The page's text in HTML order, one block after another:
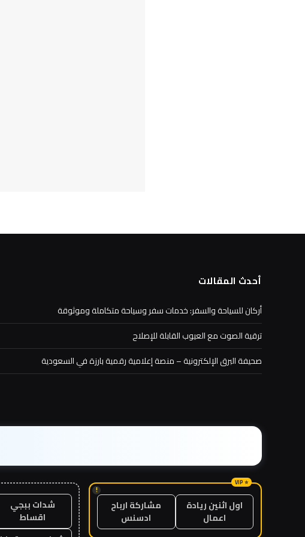
أحدث المقالات
أركان للسياحة والسفر: خدمات سفر وسياحة متكاملة وموثوقة
ترقية الصوت مع العيوب القابلة للإصلاح
صحيفة البرق الإلكترونية – منصة إعلامية رقمية بارزة في السعودية
!
اول اثنين ريادة
اعمال
مشاركة ارباح
ادسنس
شدات ببجي
اقساط